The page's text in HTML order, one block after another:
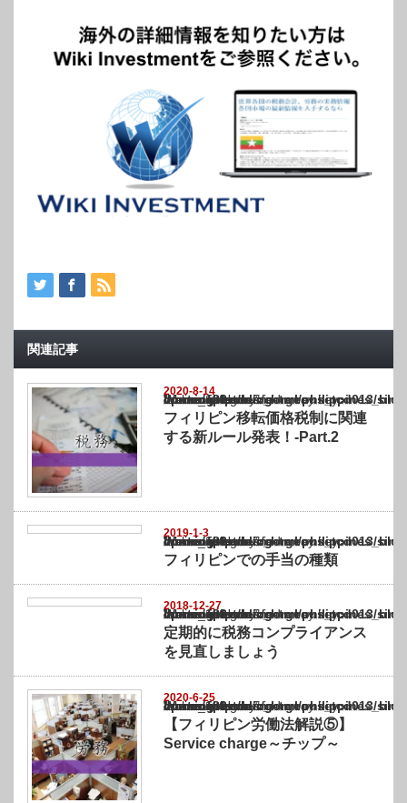
関連記事
2020-8-14
Warning
: Undefined array key "show_category" in
/home/netst/kuno-cpa.co.jp/public_html/philippines_blog/wp-content/themes/
on line183
フィリピン移転価格税制に関連
する新ルール発表！-Part.2
2019-1-3
Warning
: Undefined array key "show_category" in
/home/netst/kuno-cpa.co.jp/public_html/philippines_blog/wp-content/themes/
on line183
フィリピンでの手当の種類
2018-12-27
Warning
: Undefined array key "show_category" in
/home/netst/kuno-cpa.co.jp/public_html/philippines_blog/wp-content/themes/
on line183
定期的に税務コンプライアンス
を見直しましょう
2020-6-25
Warning
: Undefined array key "show_category" in
/home/netst/kuno-cpa.co.jp/public_html/philippines_blog/wp-content/themes/
on line183
【フィリピン労働法解説⑤】
Service charge～チップ～